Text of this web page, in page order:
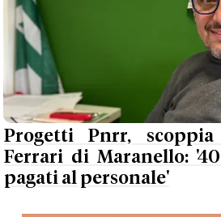
Progetti Pnrr,
Ferrari di Maranello:
pagati al personale'